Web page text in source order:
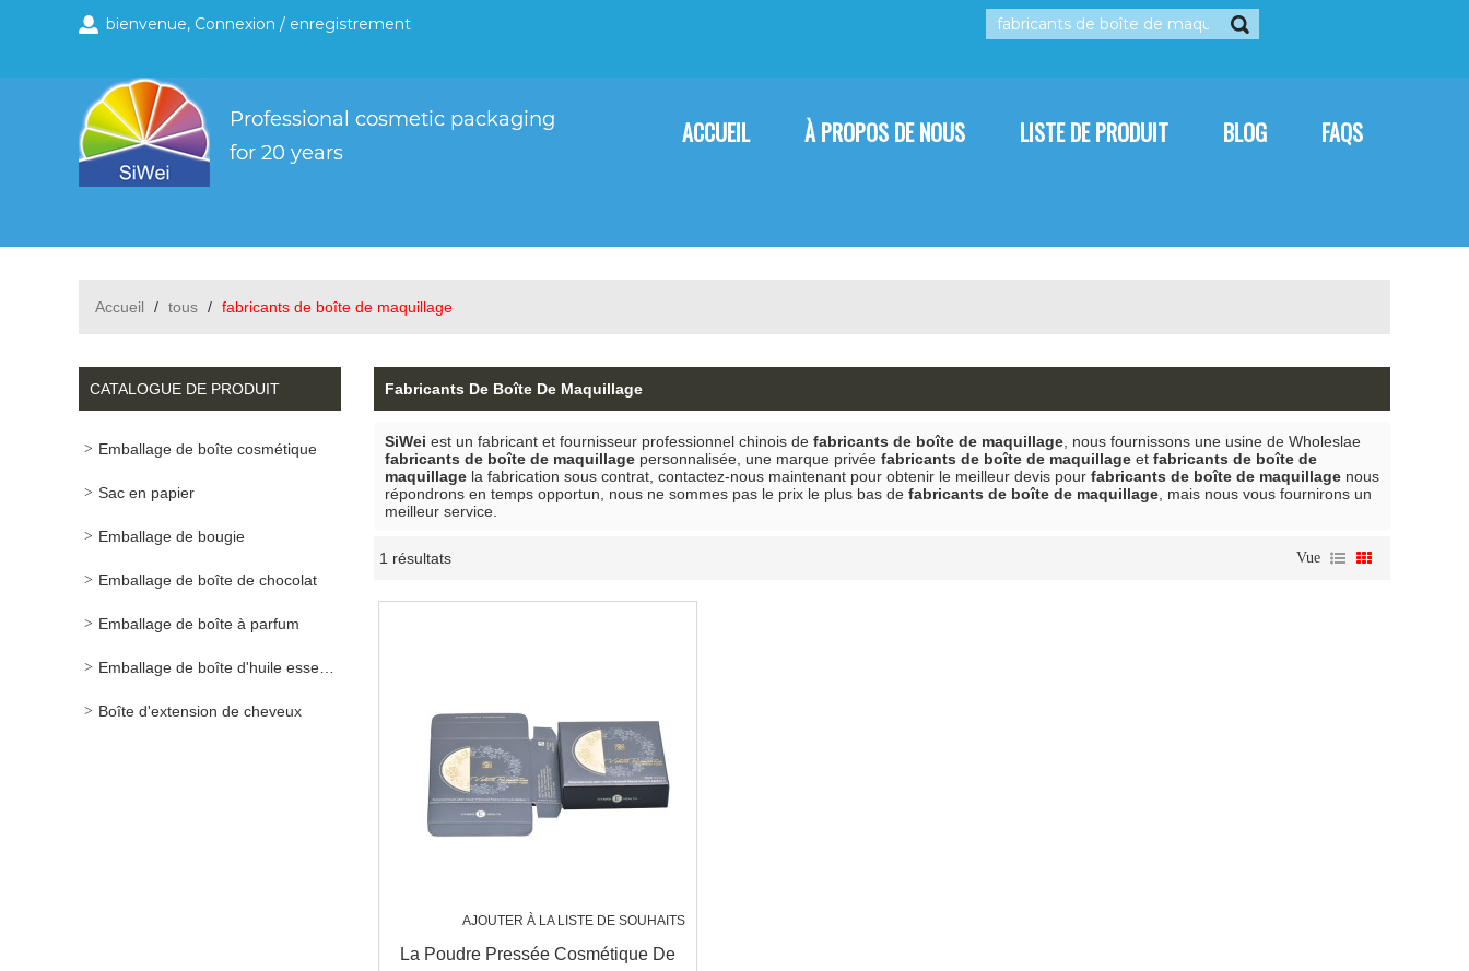
bienvenue, Connexion / enregistrement
ACCUEIL À PROPOS DE NOUS LISTE DE PRODUIT BLOG FAQS
CONTACTEZ-NOUS
Accueil / tous / fabricants de boîte de maquillage
CATALOGUE DE PRODUIT
Emballage de boîte cosmétique
Sac en papier
Emballage de bougie
Emballage de boîte de chocolat
Emballage de boîte à parfum
Emballage de boîte d'huile essentielle
Boîte d'extension de cheveux
Fabricants De Boîte De Maquillage
SiWei est un fabricant et fournisseur professionnel chinois de fabricants de boîte de maquillage , nous fournissons une usine de Wholeslae
fabricants de boîte de maquillage personnalisée, une marque privée fabricants de boîte de maquillage et fabricants de boîte de
maquillage la fabrication sous contrat, contactez-nous maintenant pour obtenir le meilleur devis pour fabricants de boîte de maquillage nous
répondrons en temps opportun, nous ne sommes pas le prix le plus bas de fabricants de boîte de maquillage , mais nous vous fournirons un
meilleur service.
1 résultats Vue
AJOUTER À LA LISTE DE SOUHAITS
La Poudre Pressée Cosmétique De